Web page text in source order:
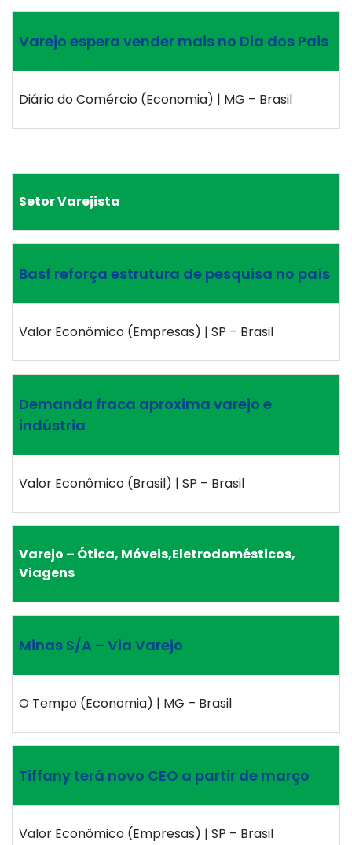
Varejo espera vender mais no Dia dos Pais
Diário do Comércio (Economia) | MG – Brasil
Setor Varejista
Basf reforça estrutura de pesquisa no país
Valor Econômico (Empresas) | SP – Brasil
Demanda fraca aproxima varejo e
indústria
Valor Econômico (Brasil) | SP – Brasil
Varejo – Ótica, Móveis,Eletrodomésticos,
Viagens
Minas S/A – Via Varejo
O Tempo (Economia) | MG – Brasil
Tiffany terá novo CEO a partir de março
Valor Econômico (Empresas) | SP – Brasil